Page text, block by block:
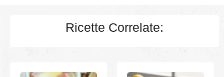
Ricette Correlate: